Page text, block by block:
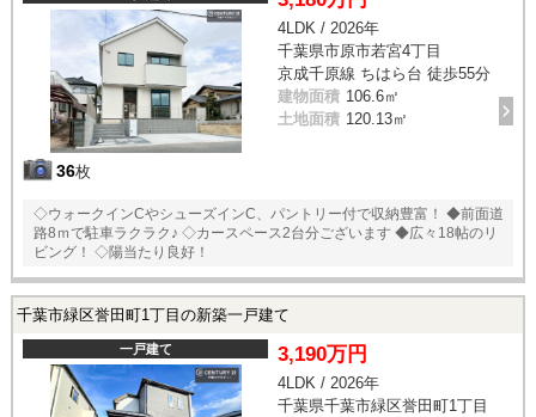
36枚
4LDK / 2026年
千葉県市原市若宮4丁目
京成千原線 ちはら台 徒歩55分
建物面積 106.6㎡
土地面積 120.13㎡
◇ウォークインCやシューズインC、パントリー付で収納豊富！ ◆前面道
路8ｍで駐車ラクラク♪ ◇カースペース2台分ございます ◆広々18帖のリ
ビング！ ◇陽当たり良好！
千葉市緑区誉田町1丁目の新築一戸建て
一戸建て 3,190万円
4LDK / 2026年
千葉県千葉市緑区誉田町1丁目